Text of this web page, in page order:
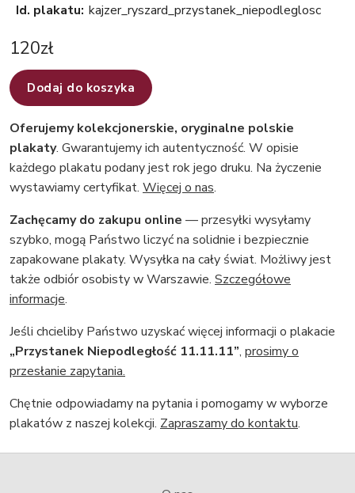
Id. plakatu: kajzer_ryszard_przystanek_niepodleglosc
120zł
Dodaj do koszyka
Oferujemy kolekcjonerskie, oryginalne polskie
plakaty. Gwarantujemy ich autentyczność. W opisie
każdego plakatu podany jest rok jego druku. Na życzenie
wystawiamy certyfikat. Więcej o nas.
Zachęcamy do zakupu online — przesyłki wysyłamy
szybko, mogą Państwo liczyć na solidnie i bezpiecznie
zapakowane plakaty. Wysyłka na cały świat. Możliwy jest
także odbiór osobisty w Warszawie. Szczegółowe
informacje.
Jeśli chcieliby Państwo uzyskać więcej informacji o plakacie
„Przystanek Niepodległość 11.11.11”, prosimy o
przesłanie zapytania.
Chętnie odpowiadamy na pytania i pomogamy w wyborze
plakatów z naszej kolekcji. Zapraszamy do kontaktu.